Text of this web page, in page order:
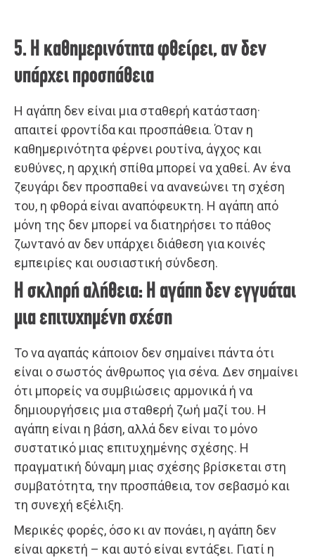
5. Η καθημερινότητα φθείρει, αν δεν
υπάρχει προσπάθεια
Η αγάπη δεν είναι μια σταθερή κατάσταση·
απαιτεί φροντίδα και προσπάθεια. Όταν η
καθημερινότητα φέρνει ρουτίνα, άγχος και
ευθύνες, η αρχική σπίθα μπορεί να χαθεί. Αν ένα
ζευγάρι δεν προσπαθεί να ανανεώνει τη σχέση
του, η φθορά είναι αναπόφευκτη. Η αγάπη από
μόνη της δεν μπορεί να διατηρήσει το πάθος
ζωντανό αν δεν υπάρχει διάθεση για κοινές
εμπειρίες και ουσιαστική σύνδεση.
Η σκληρή αλήθεια: Η αγάπη δεν εγγυάται
μια επιτυχημένη σχέση
Το να αγαπάς κάποιον δεν σημαίνει πάντα ότι
είναι ο σωστός άνθρωπος για σένα. Δεν σημαίνει
ότι μπορείς να συμβιώσεις αρμονικά ή να
δημιουργήσεις μια σταθερή ζωή μαζί του. Η
αγάπη είναι η βάση, αλλά δεν είναι το μόνο
συστατικό μιας επιτυχημένης σχέσης. Η
πραγματική δύναμη μιας σχέσης βρίσκεται στη
συμβατότητα, την προσπάθεια, τον σεβασμό και
τη συνεχή εξέλιξη.
Μερικές φορές, όσο κι αν πονάει, η αγάπη δεν
είναι αρκετή – και αυτό είναι εντάξει. Γιατί η